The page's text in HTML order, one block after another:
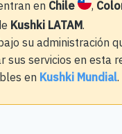
en Chile ,
Kushki LATAM.
su administración
sus servicios en esta
en Kushki Mundial.